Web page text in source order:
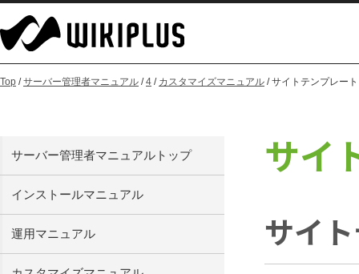
Top /サーバー管理者マニュアル /4 / カスタマイズマニュアル / サイトテンプレー
サイ
サイ
サーバー管理者マニュアルトップ
インストールマニュアル
運用マニュアル